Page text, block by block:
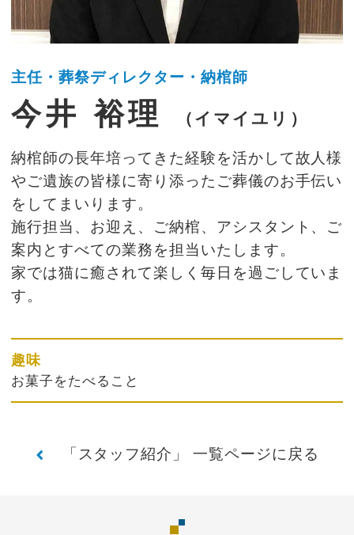
主任・葬祭ディレクター・納棺師
今井 裕理 （イマイユリ）
納棺師の長年培ってきた経験を活かして故人様
やご遺族の皆様に寄り添ったご葬儀のお手伝い
をしてまいります。
施行担当、お迎え、ご納棺、アシスタント、ご
案内とすべての業務を担当いたします。
家では猫に癒されて楽しく毎日を過ごしていま
す。
趣味
お菓子をたべること
「スタッフ紹介」 一覧ページに戻る